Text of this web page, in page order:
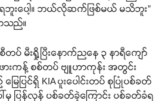
းပေါ့။ ဘယ်လိုဆက်ဖြစ်မယ် မသိဘူး”
သည်။
ပ် မီးရှို့ပြီးနောက်ညနေ ၃ နာရီကျော်
ားကန့် စစ်တပ် ဗျူဟာကုန်း အတွင်း
ေပြင်ရှိ KIA ပူးပေါင်းတပ် စုပြုံပစ်ခတ်
ပြန်လှန် ပစ်ခတ်ခဲ့ကြောင်း ပစ်ခတ်ခံရ